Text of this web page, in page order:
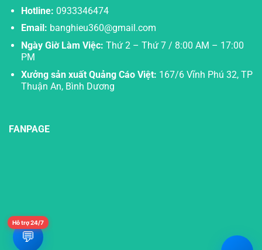
Hotline: 0933346474
Email: banghieu360@gmail.com
Ngày Giờ Làm Việc: Thứ 2 – Thứ 7 / 8:00 AM – 17:00
PM
Xưởng sản xuất Quảng Cáo Việt: 167/6 Vĩnh Phú 32, TP
Thuận An, Bình Dương
FANPAGE
💬
Hỗ trợ 24/7